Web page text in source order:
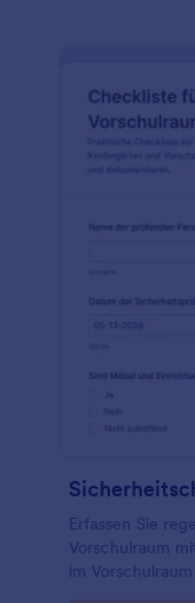
Erfassen Sie
Vorschulraum
im